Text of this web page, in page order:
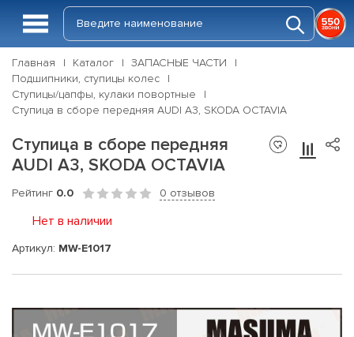
Главная Каталог
ЗАПАСНЫЕ ЧАСТИ
Подшипники, ступицы колес
Ступицы/цапфы, кулаки повортные
Ступица в сборе передняя AUDI A3, SKODA OCTAVIA
Ступица в сборе передняя
AUDI A3, SKODA OCTAVIA
Рейтинг 0.0 0 отзывов
Нет в наличии
Артикул: MW-E1017